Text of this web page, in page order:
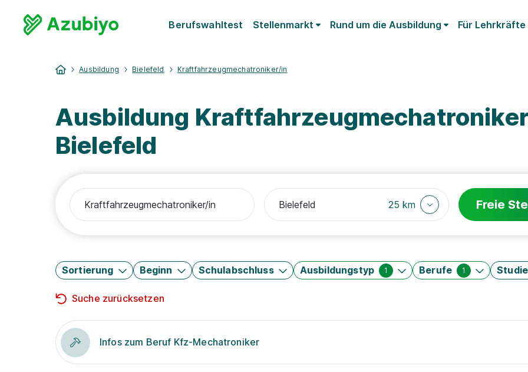
Berufswahltest Stellenmarkt Rund um die Ausbildung Für Lehrkräfte
Ausbildung Bielefeld Kraftfahrzeugmechatroniker/in
Ausbildung
Bielefeld
25 km Freie
Sortierung Beginn Schulabschluss Ausbildungstyp 1 Berufe 1
Suche zurücksetzen
Infos zum Beruf Kfz-Mechatroniker